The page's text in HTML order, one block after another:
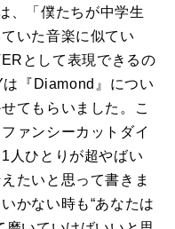
、「僕たちが中学生
いた音楽に似てい
として表現できるの
『Diamond』につい
てもらいました。こ
ァンシーカットダイ
人ひとりが超やばい
たいと思って書きま
かない時も“あなたは